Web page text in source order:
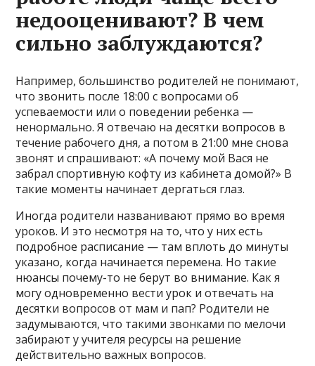
недооценивают? В чем
сильно заблуждаются?
Например, большинство родителей не понимают,
что звонить после 18:00 с вопросами об
успеваемости или о поведении ребенка —
ненормально. Я отвечаю на десятки вопросов в
течение рабочего дня, а потом в 21:00 мне снова
звонят и спрашивают: «А почему мой Вася не
забрал спортивную кофту из кабинета домой?» В
такие моменты начинает дергаться глаз.
Иногда родители названивают прямо во время
уроков. И это несмотря на то, что у них есть
подробное расписание — там вплоть до минуты
указано, когда начинается перемена. Но такие
нюансы почему-то не берут во внимание. Как я
могу одновременно вести урок и отвечать на
десятки вопросов от мам и пап? Родители не
задумываются, что такими звонками по мелочи
забирают у учителя ресурсы на решение
действительно важных вопросов.